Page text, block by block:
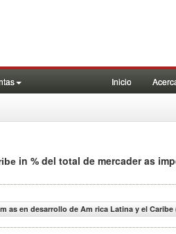
Inicio
in % del total de mercader as
as en desarrollo de Am rica Latina y el